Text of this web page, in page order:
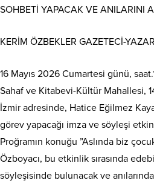
SOHBETİ YAPACAK VE ANILARINI
KERİM ÖZBEKLER GAZETECİ-
16 Mayıs 2026 Cumartesi günü,
Sahaf ve Kitabevi-Kültür Mahallesi,
İzmir adresinde, Hatice Eğilmez
görev yapacağı imza ve söyleşi
Proğramın konuğu ”Aslında biz
Özboyacı, bu etkinlik sırasında
söyleşisinde bulunacak ve